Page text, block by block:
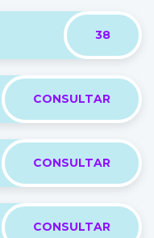
38
CONSULTAR
CONSULTAR
CONSULTAR